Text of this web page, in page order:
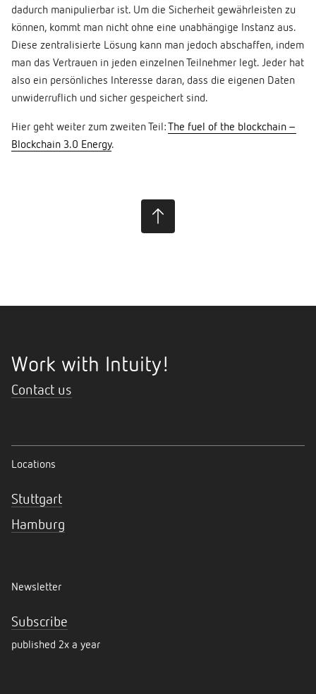
dadurch manipulierbar ist. Um die Sicherheit gewährleisten zu
können, kommt man nicht ohne eine unabhängige Instanz aus.
Diese zentralisierte Lösung kann man jedoch abschaffen, indem
man das Vertrauen in jeden einzelnen Teilnehmer legt. Jeder hat
also ein persönliches Interesse daran, dass die eigenen Daten
unwiderruflich und sicher gespeichert sind.
Hier geht weiter zum zweiten Teil: The fuel of the blockchain –
Blockchain 3.0 Energy.
Work with Intuity!
Contact us
Locations
Stuttgart
Hamburg
Newsletter
Subscribe
published 2x a year